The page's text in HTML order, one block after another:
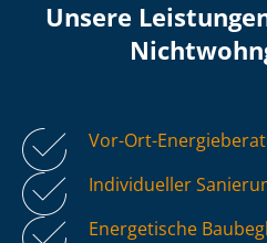
Unsere
Vor-Ort-
Individueller
Energetische